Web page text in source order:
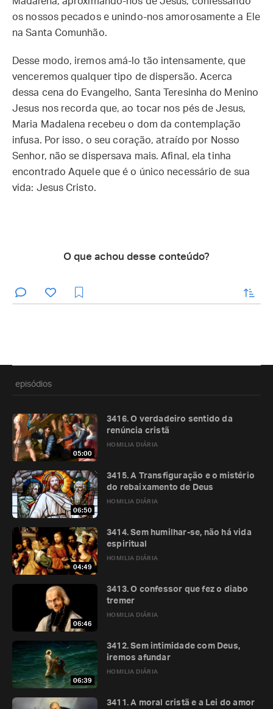
os nossos pecados e unindo-nos amorosamente a Ele
na Santa Comunhão.
Desse modo, iremos amá-lo tão intensamente, que
venceremos qualquer tipo de dispersão. Acerca
dessa cena do Evangelho, Santa Teresinha do Menino
Jesus nos recorda que, ao tocar nos pés de Jesus,
Maria Madalena recebeu o dom da contemplação
infusa. Por isso, o seu coração, atraído por Nosso
Senhor, não se dispersava mais. Afinal, ela tinha
encontrado Aquele que é o único necessário de sua
vida: Jesus Cristo.
O que achou desse conteúdo?
enviar
episódios
05:00
HOMILIA DIÁRIA
3416. O verdadeiro sentido da
renúncia cristã
06:50
HOMILIA DIÁRIA
3415. A Transfiguração e o mistério
do rebaixamento de Deus
04:49
HOMILIA DIÁRIA
3414. Sem humilhar-se, não há vida
espiritual
06:46
HOMILIA DIÁRIA
3413. O confessor que fez o diabo
tremer
06:39
HOMILIA DIÁRIA
3412. Sem intimidade com Deus,
iremos afundar
3411. A moral cristã e a Lei do amor